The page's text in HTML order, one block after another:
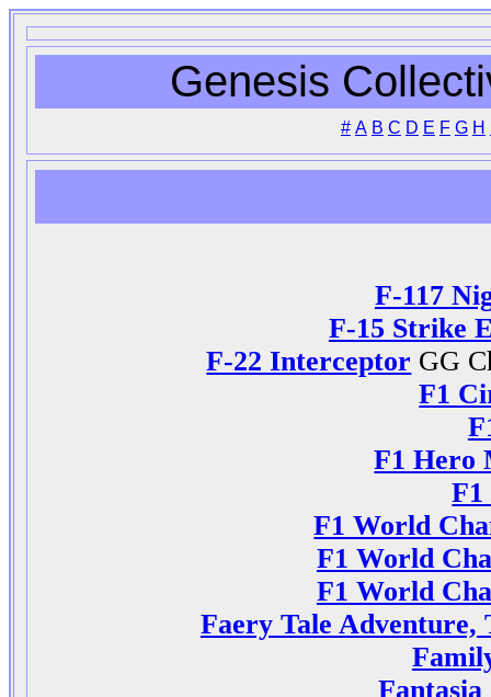
Genesis
# A B C D E F G H
F-117
F-15 Strike
F-22 Interceptor GG
F1
F1 Hero
F1
F1 World
F1 World
F1 World
Faery Tale Adventure,
Fantasia